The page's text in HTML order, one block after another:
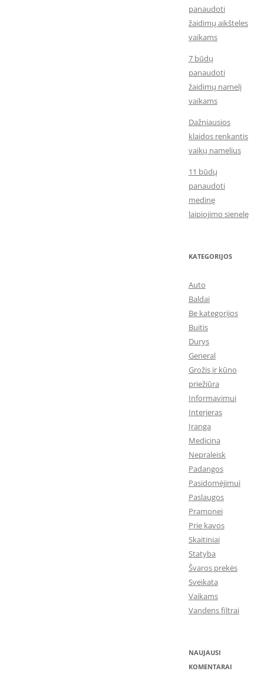
panaudoti
žaidimų aikšteles
vaikams
7 būdų
panaudoti
žaidimų namelį
vaikams
Dažniausios
klaidos renkantis
vaikų namelius
11 būdų
panaudoti
medinę
laipiojimo sienelę
KATEGORIJOS
Auto
Baldai
Be kategorijos
Buitis
Durys
General
Grožis ir kūno
priežiūra
Informavimui
Interjeras
Įranga
Medicina
Nepraleisk
Padangos
Pasidomėjimui
Paslaugos
Pramonei
Prie kavos
Skaitiniai
Statyba
Švaros prekės
Sveikata
Vaikams
Vandens filtrai
NAUJAUSI
KOMENTARAI